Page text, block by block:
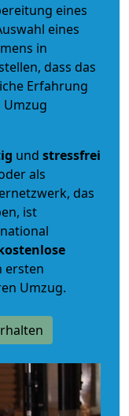
eines
eines
in
dass das
Erfahrung
und stressfrei
als
das
ist
ersten
Umzug.